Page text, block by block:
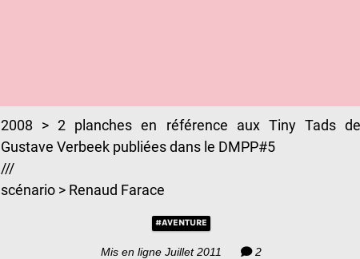
2008 > 2 planches en référence aux Tiny Tads de
Gustave Verbeek publiées dans le DMPP#5
///
scénario > Renaud Farace
#AVENTURE
Mis en ligne Juillet 2011 2